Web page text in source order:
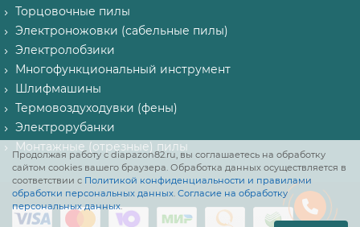
Продолжая работу с diapazon82.ru, вы соглашаетесь на обработку
сайтом cookies вашего браузера. Обработка данных осуществляется в
соответствии с Политикой конфиденциальности и правилами
обработки персональных данных. Согласие на обработку
персональных данных.
Торцовочные пилы
Электроножовки (сабельные пилы)
Электролобзики
Многофункциональный инструмент
Шлифмашины
Термовоздуходувки (фены)
Электрорубанки
Монтажные (отрезные) пилы